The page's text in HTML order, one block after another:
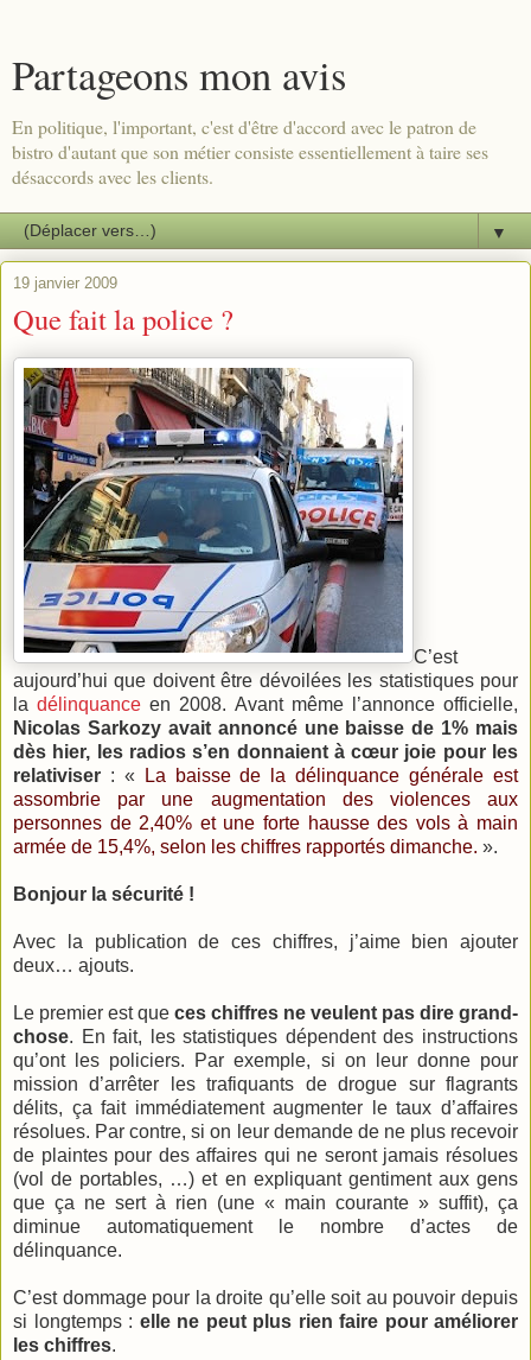
Partageons mon avis
En politique, l'important, c'est d'être d'accord avec le patron de
bistro d'autant que son métier consiste essentiellement à taire ses
désaccords avec les clients.
▼
19 janvier 2009
Que fait la police ?
C’est
aujourd’hui que doivent être dévoilées les statistiques pour
ladélinquance en 2008. Avant même l’annonce officielle,
Nicolas Sarkozy avait annoncé une baisse de 1% mais
dès hier, les radios s’en donnaient à cœur joie pour les
relativiser : « La baisse de la délinquance générale est
assombrie par une augmentation des violences aux
personnes de 2,40% et une forte hausse des vols à main
armée de 15,4%, selon les chiffres rapportés dimanche. ».
Bonjour la sécurité !
Avec la publication de ces chiffres, j’aime bien ajouter
deux… ajouts.
Le premier est que ces chiffres ne veulent pas dire grand-
chose. En fait, les statistiques dépendent des instructions
qu’ont les policiers. Par exemple, si on leur donne pour
mission d’arrêter les trafiquants de drogue sur flagrants
délits, ça fait immédiatement augmenter le taux d’affaires
résolues. Par contre, si on leur demande de ne plus recevoir
de plaintes pour des affaires qui ne seront jamais résolues
(vol de portables, …) et en expliquant gentiment aux gens
que ça ne sert à rien (une « main courante » suffit), ça
diminue automatiquement le nombre d’actes de
délinquance.
C’est dommage pour la droite qu’elle soit au pouvoir depuis
si longtemps : elle ne peut plus rien faire pour améliorer
les chiffres.